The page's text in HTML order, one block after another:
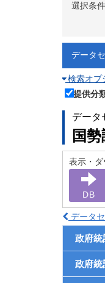
選択条
検索オプ
提供分
データ
国
表示・ダ
DB
データ
政府統
政府統